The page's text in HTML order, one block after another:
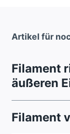
Artikel für
Filament
äußeren
Filament